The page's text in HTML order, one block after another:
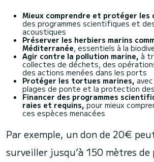
Mieux comprendre et protéger les
des programmes scientifiques et
acoustiques
Préserver les herbiers marins
Méditerranée, essentiels à la
Agir contre la pollution marine, à
collectes de déchets, des
des actions menées dans les ports
Protéger les tortues marines,
plages de ponte et la protection
Financer des programmes
raies et requins, pour mieux
ces espèces menacées
Par exemple, un don de 20€
surveiller jusqu’à 150 mètres de